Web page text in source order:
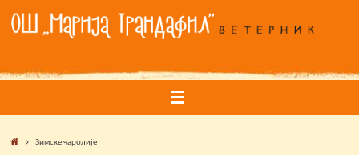
content
HomeЗимске чаролије